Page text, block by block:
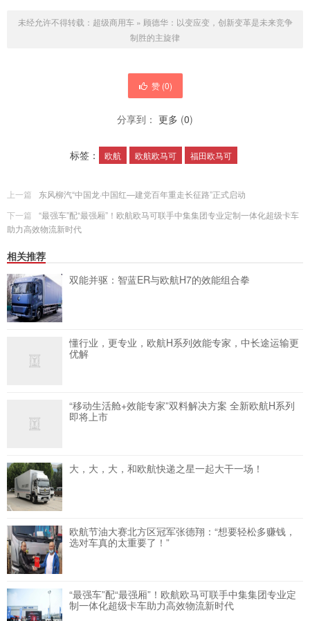
未经允许不得转载： 超级商用车» 顾德华：以变应变，创新变革是未来竞争
制胜的主旋律
赞 (0)
分享到： 更多 (0)
标签： 欧航 欧航欧马可 福田欧马可
上一篇
东风柳汽“中国龙·中国红—建党百年重走长征路”正式启动
下一篇
“最强车”配“最强厢”！欧航欧马可联手中集集团专业定制一体化超级卡车
助力高效物流新时代
相关推荐
双能并驱：智蓝ER与欧航H7的效能组合拳
懂行业，更专业，欧航H系列效能专家，中长途运输更
优解
“移动生活舱+效能专家”双料解决方案 全新欧航H系列
即将上市
大，大，大，和欧航快递之星一起大干一场！
欧航节油大赛北方区冠军张德翔：“想要轻松多赚钱，
选对车真的太重要了！”
“最强车”配“最强厢”！欧航欧马可联手中集集团专业定
制一体化超级卡车助力高效物流新时代